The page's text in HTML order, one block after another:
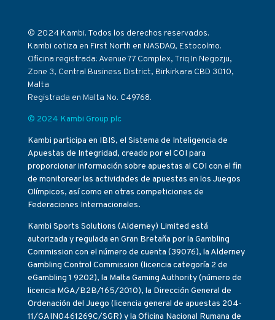
© 2024 Kambi. Todos los derechos reservados.
Kambi cotiza en First North en NASDAQ, Estocolmo.
Oficina registrada: Avenue 77 Complex, Triq In Negozju,
Zone 3, Central Business District, Birkirkara CBD 3010,
Malta
Registrada en Malta No. C49768.
© 2024 Kambi Group plc
Kambi participa en IBIS, el Sistema de Inteligencia de
Apuestas de Integridad, creado por el COI para
proporcionar información sobre apuestas al COI con el fin
de monitorear las actividades de apuestas en los Juegos
Olímpicos, así como en otras competiciones de
Federaciones Internacionales.
Kambi Sports Solutions (Alderney) Limited está
autorizada y regulada en Gran Bretaña por la Gambling
Commission con el número de cuenta (39076), la Alderney
Gambling Control Commission (licencia categoría 2 de
eGambling 1 9202), la Malta Gaming Authority (número de
licencia MGA/B2B/165/2010), la Dirección General de
Ordenación del Juego (licencia general de apuestas 204-
11/GAIN0461269C/SGR) y la Oficina Nacional Rumana de